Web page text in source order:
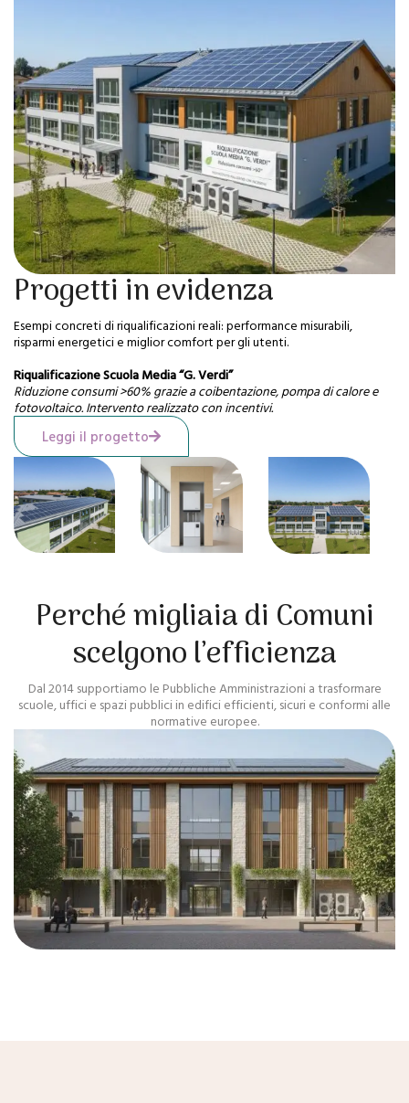
Progetti in evidenza
Esempi concreti di riqualificazioni reali: performance misurabili,
risparmi energetici e miglior comfort per gli utenti.
Riqualificazione Scuola Media “G. Verdi”
Riduzione consumi >60% grazie a coibentazione, pompa di calore e
fotovoltaico. Intervento realizzato con incentivi.
Leggi il progetto
Perché migliaia di Comuni
scelgono l’efficienza
Dal 2014 supportiamo le Pubbliche Amministrazioni a trasformare
scuole, uffici e spazi pubblici in edifici efficienti, sicuri e conformi alle
normative europee.